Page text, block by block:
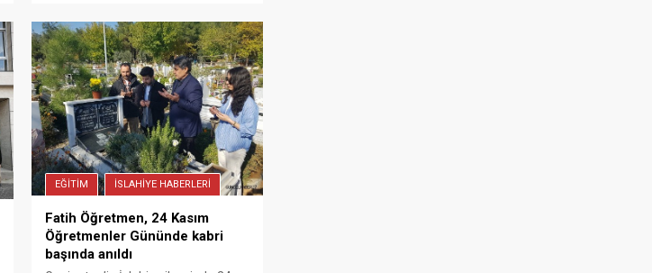
EĞİTİM İSLAHİYE HABERLERİ
Fatih Öğretmen, 24 Kasım
Öğretmenler Gününde kabri
başında anıldı